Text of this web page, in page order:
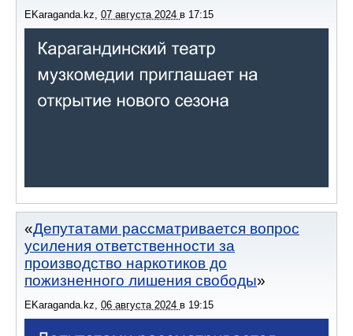
EKaraganda.kz, 07 августа 2024 в 17:15
Депутатами рассматривается вопрос
усиления ответственности за
производство наркотиков до
пожизненного лишения свободы
EKaraganda.kz, 06 августа 2024 в 19:15